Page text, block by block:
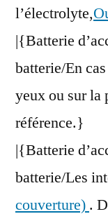
l’électrolyte,
|{Batterie
batterie/En
yeux ou sur la
référence.}
|{Batterie
batterie/Les
couverture) .